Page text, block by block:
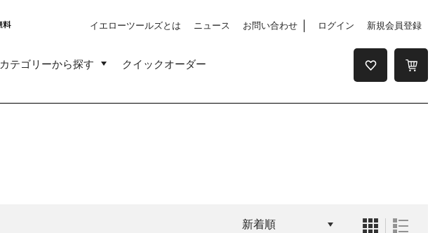
イエローツールズとは ニュース お問い合わせ ログイン 新規会員登録
カテゴリーから探す クイックオーダー